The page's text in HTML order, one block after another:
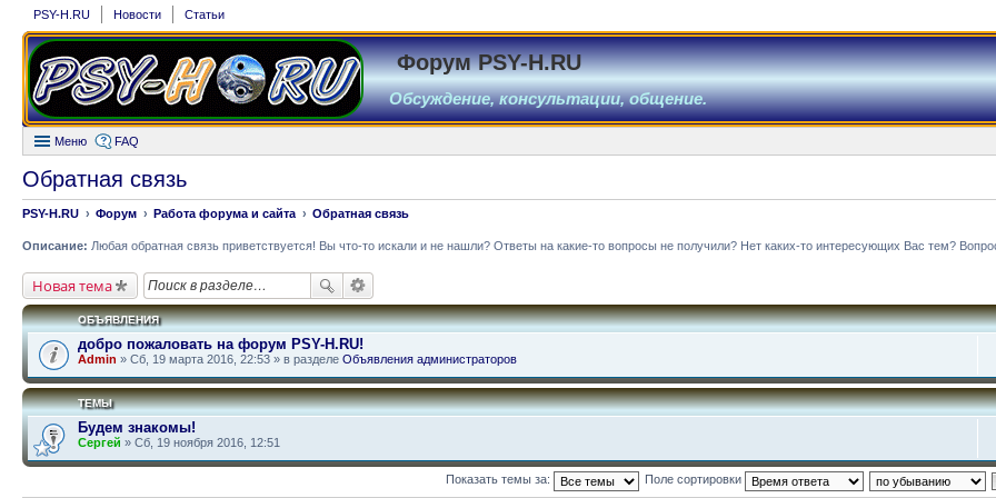
PSY-H.RU Новости Статьи
Форум PSY-H.RU
Обсуждение, консультации, общение.
Меню FAQ
Обратная связь
PSY-H.RU Форум Работа форума и сайта Обратная связь
Описание: Любая обратная связь приветствуется! Вы что-то искали и не нашли? Ответы на какие-то вопросы не получили? Нет каких-то интересующих Вас тем?
Новая тема
ОБЪЯВЛЕНИЯ
добро пожаловать на форум PSY-H.RU!
Admin » Сб, 19 марта 2016, 22:53 » в разделе Объявления администраторов
ТЕМЫ
Будем знакомы!
Сергей » Сб, 19 ноября 2016, 12:51
Показать темы за: Поле сортировки